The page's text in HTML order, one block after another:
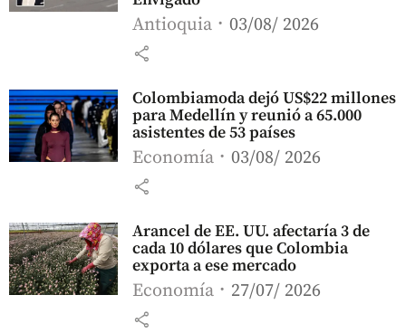
Antioquia 03/08/ 2026
share
Colombiamoda dejó US$22 millones
para Medellín y reunió a 65.000
asistentes de 53 países
Economía 03/08/ 2026
share
Arancel de EE. UU. afectaría 3 de
cada 10 dólares que Colombia
exporta a ese mercado
Economía 27/07/ 2026
share